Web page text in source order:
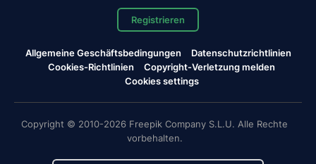
Registrieren
Allgemeine Geschäftsbedingungen
Datenschutzrichtlinien
Cookies-Richtlinien
Copyright-Verletzung melden
Cookies settings
Copyright © 2010-2026 Freepik Company S.L.U. Alle Rechte
vorbehalten.